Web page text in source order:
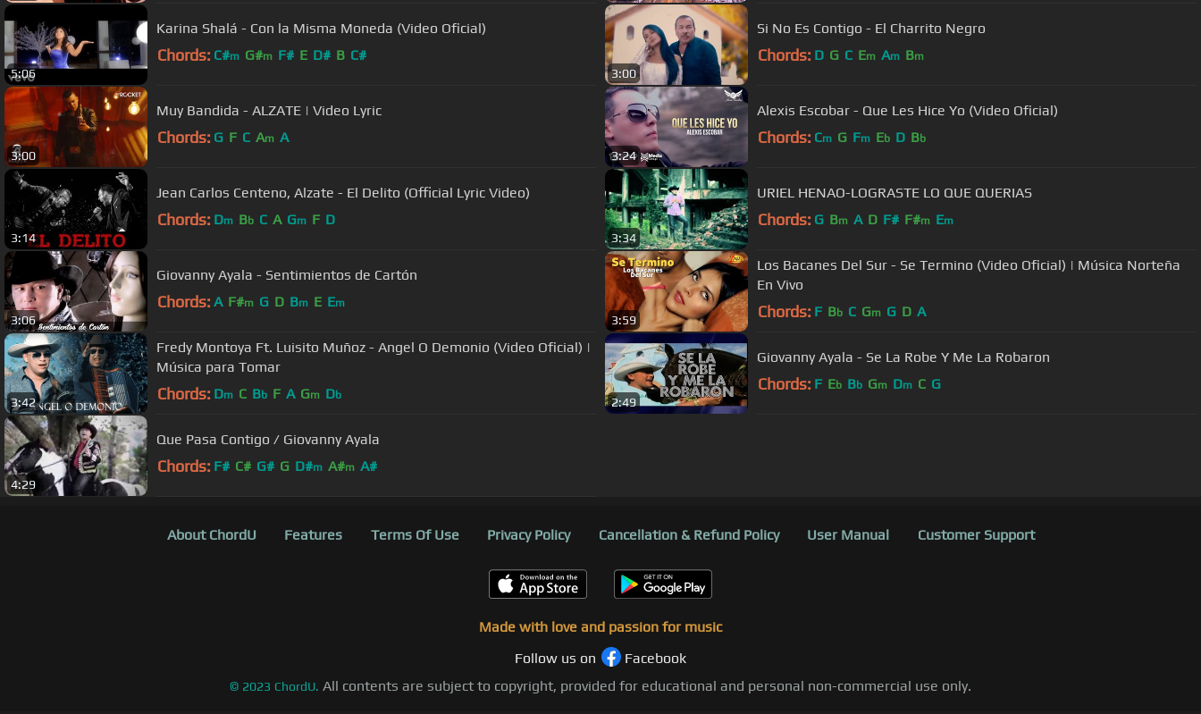
5:06
Karina Shalá - Con la Misma Moneda (Video Oficial)
Chords: C#m G#m F# E D# B C#
3:00
Si No Es Contigo - El Charrito Negro
Chords: D G C Em Am Bm
3:00
Muy Bandida - ALZATE | Video Lyric
Chords: G F C Am A
3:24
Alexis Escobar - Que Les Hice Yo (Video Oficial)
Chords: Cm G Fm Eb D Bb
3:14
Jean Carlos Centeno, Alzate - El Delito (Official Lyric Video)
Chords: Dm Bb C A Gm F D
3:34
URIEL HENAO-LOGRASTE LO QUE QUERIAS
Chords: G Bm A D F# F#m Em
3:06
Giovanny Ayala - Sentimientos de Cartón
Chords: A F#m G D Bm E Em
3:59
Los Bacanes Del Sur - Se Termino (Video Oficial) | Música Norteña
En Vivo
Chords: F Bb C Gm G D A
3:42
Fredy Montoya Ft. Luisito Muñoz - Angel O Demonio (Video Oficial) |
Música para Tomar
Chords: Dm C Bb F A Gm Db
2:49
Giovanny Ayala - Se La Robe Y Me La Robaron
Chords: F Eb Bb Gm Dm C G
4:29
Que Pasa Contigo / Giovanny Ayala
Chords: F# C# G# G D#m A#m A#
About ChordU Features Terms Of Use Privacy Policy Cancellation & Refund Policy User Manual Customer Support
Made with love and passion for music
Follow us on
Facebook
© 2023 ChordU. All contents are subject to copyright, provided for educational and personal non-commercial use only.